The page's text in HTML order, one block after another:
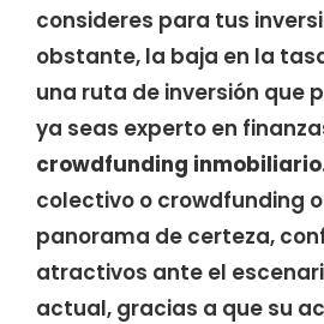
consideres para tus
obstante, la baja en la
una ruta de inversión que
ya seas experto en
crowdfunding
colectivo o crowdfunding
panorama de certeza,
atractivos ante el
actual, gracias a que su